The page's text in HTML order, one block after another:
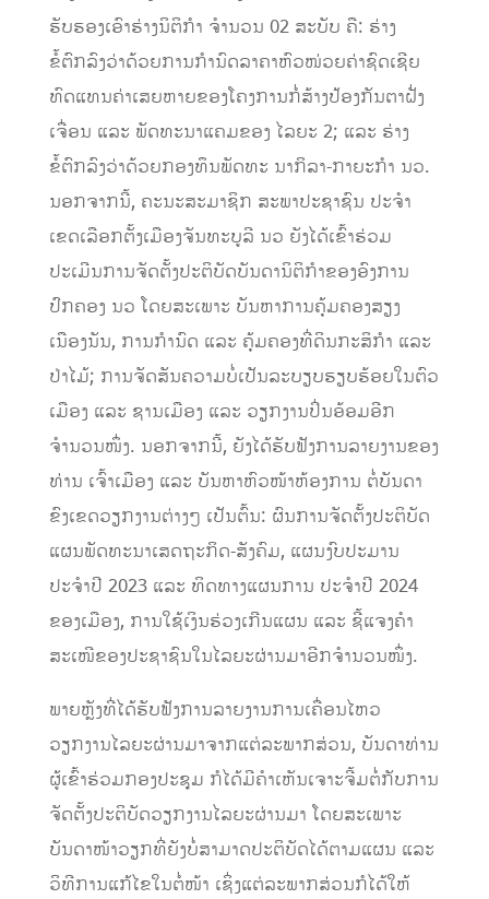
ຮັບຮອງເອົາຮ່າງນິຕິກຳ ຈຳນວນ 02 ສະບັບ ຄື: ຮ່າງ
ຂໍ້ຕົກລົງວ່າດ້ວຍການກຳນົດລາຄາຫົວໜ່ວຍຄ່າຊົດເຊີຍ
ທົດແທນຄ່າເສຍຫາຍຂອງໂຄງການກໍ່ສ້າງປ້ອງກັນຕາຝັ່ງ
ເຈື່ອນ ແລະ ພັດທະນາແຄມຂອງ ໄລຍະ 2; ແລະ ຮ່າງ
ຂໍ້ຕົກລົງວ່າດ້ວຍກອງທຶນພັດທະ ນາກິລາ-ກາຍະກຳ ນວ.
ນອກຈາກນີ້, ຄະນະສະມາຊິກ ສະພາປະຊາຊົນ ປະຈຳ
ເຂດເລືອກຕັ້ງເມືອງຈັນທະບູລີ ນວ ຍັງໄດ້ເຂົ້າຮ່ວມ
ປະເມີນການຈັດຕັ້ງປະຕິບັດບັນດານິຕິກຳຂອງອົງການ
ປົກຄອງ ນວ ໂດຍສະເພາະ ບັນຫາການຄຸ້ມຄອງສຽງ
ເນືອງນັນ, ການກຳນົດ ແລະ ຄຸ້ມຄອງທີ່ດິນກະສິກຳ ແລະ
ປ່າໄມ້; ການຈັດສັນຄວາມບໍ່ເປັນລະບຽບຮຽບຮ້ອຍໃນຕົວ
ເມືອງ ແລະ ຊານເມືອງ ແລະ ວຽກງານປິ່ນອ້ອມອີກ
ຈຳນວນໜຶ່ງ. ນອກຈາກນີ້, ຍັງໄດ້ຮັບຟັງການລາຍງານຂອງ
ທ່ານ ເຈົ້າເມືອງ ແລະ ບັນຫາຫົວໜ້າຫ້ອງການ ຕໍ່ບັນດາ
ຂົງເຂດວຽກງານຕ່າງໆ ເປັນຕົ້ນ: ຜົນການຈັດຕັ້ງປະຕິບັດ
ແຜນພັດທະນາເສດຖະກິດ-ສັງຄົມ, ແຜນງົບປະມານ
ປະຈຳປີ 2023 ແລະ ທິດທາງແຜນການ ປະຈຳປີ 2024
ຂອງເມືອງ, ການໃຊ້ເງິນຮ່ວງເກີນແຜນ ແລະ ຊີ້ແຈງຄຳ
ສະເໜີຂອງປະຊາຊົນໃນໄລຍະຜ່ານມາອີກຈຳນວນໜຶ່ງ.
ພາຍຫຼັງທີ່ໄດ້ຮັບຟັງການລາຍງານການເຄື່ອນໄຫວ
ວຽກງານໄລຍະຜ່ານມາຈາກແຕ່ລະພາກສ່ວນ, ບັນດາທ່ານ
ຜູ້ເຂົ້າຮ່ວມກອງປະຊຸມ ກໍໄດ້ມີຄຳເຫັນເຈາະຈີ້ມຕໍ່ກັບການ
ຈັດຕັ້ງປະຕິບັດວຽກງານໄລຍະຜ່ານມາ ໂດຍສະເພາະ
ບັນດາໜ້າວຽກທີ່ຍັງບໍ່ສາມາດປະຕິບັດໄດ້ຕາມແຜນ ແລະ
ວິທີການແກ້ໄຂໃນຕໍ່ໜ້າ ເຊິ່ງແຕ່ລະພາກສ່ວນກໍໄດ້ໃຫ້